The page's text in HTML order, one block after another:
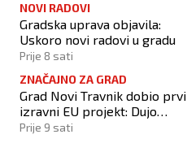
NOVI RADOVI
Gradska uprava objavila:
Uskoro novi radovi u gradu
Prije 8 sati
ZNAČAJNO ZA GRAD
Grad Novi Travnik dobio prvi
izravni EU projekt: Dujo
potpisao ugovor
Prije 9 sati